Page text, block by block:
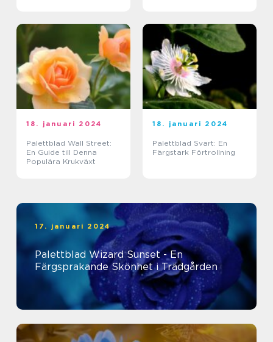
18. januari 2024
Palettblad Wall Street:
En Guide till Denna
Populära Krukväxt
18. januari 2024
Palettblad Svart: En
Färgstark Förtrollning
17. januari 2024
Palettblad Wizard Sunset - En
Färgsprakande Skönhet i Trädgården